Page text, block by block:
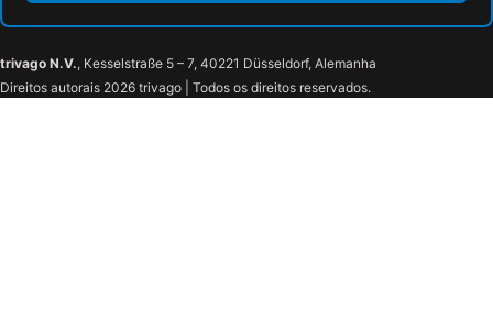
trivago N.V., Kesselstraße 5 – 7, 40221 Düsseldorf, Alemanha
Direitos autorais 2026 trivago | Todos os direitos reservados.